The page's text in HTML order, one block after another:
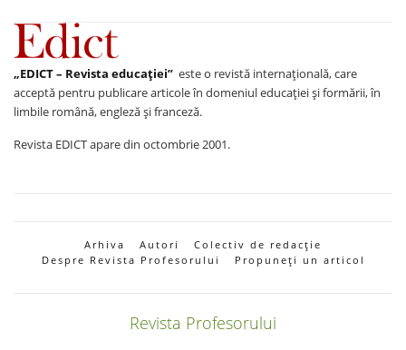
„EDICT – Revista educației” este o revistă internațională, care
acceptă pentru publicare articole în domeniul educației și formării, în
limbile română, engleză și franceză.
Revista EDICT apare din octombrie 2001.
Arhiva Autori
Colectiv de redacție
Despre Revista Profesorului
Propuneți un articol
Revista Profesorului